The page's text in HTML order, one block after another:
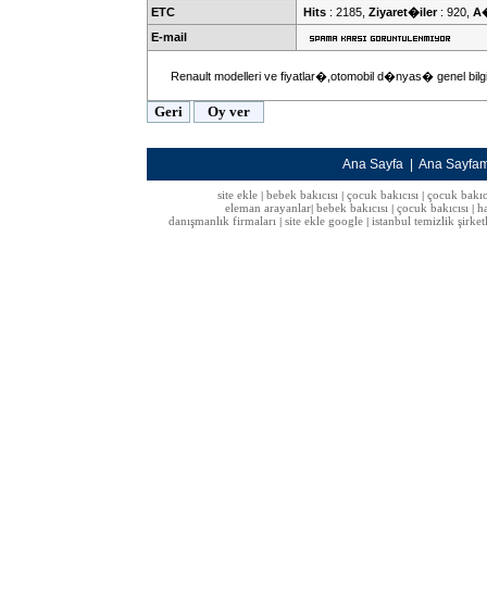
ETC
Hits : 2185, Ziyaret�iler: 920,
E-mail
Renault modelleri ve fiyatlar�,otomobil d�nyas� genel
Ana Sayfa Ana
site ekle| bebek bakıcısı| çocuk bakıcısı| çocuk
eleman arayanlar bebek bakıcısı çocuk bakıcısı
danışmanlık firmaları
site ekle google istanbul temizlik